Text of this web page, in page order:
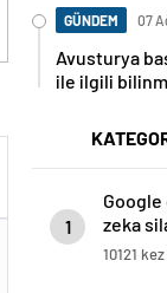
GÜNDEM 07
Avusturya
ile ilgili
1
Google
zeka
10121